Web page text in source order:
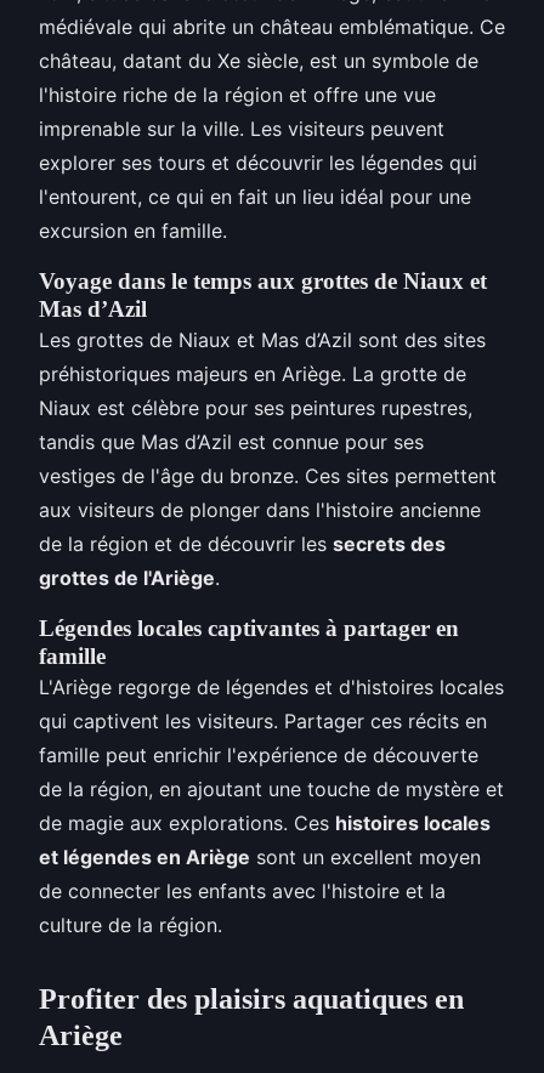
médiévale qui abrite un château emblématique. Ce
château, datant du Xe siècle, est un symbole de
l'histoire riche de la région et offre une vue
imprenable sur la ville. Les visiteurs peuvent
explorer ses tours et découvrir les légendes qui
l'entourent, ce qui en fait un lieu idéal pour une
excursion en famille.
Voyage dans le temps aux grottes de Niaux et
Mas d’Azil
Les grottes de Niaux et Mas d’Azil sont des sites
préhistoriques majeurs en Ariège. La grotte de
Niaux est célèbre pour ses peintures rupestres,
tandis que Mas d’Azil est connue pour ses
vestiges de l'âge du bronze. Ces sites permettent
aux visiteurs de plonger dans l'histoire ancienne
de la région et de découvrir les secrets des
grottes de l'Ariège.
Légendes locales captivantes à partager en
famille
L'Ariège regorge de légendes et d'histoires locales
qui captivent les visiteurs. Partager ces récits en
famille peut enrichir l'expérience de découverte
de la région, en ajoutant une touche de mystère et
de magie aux explorations. Ces histoires locales
et légendes en Ariège sont un excellent moyen
de connecter les enfants avec l'histoire et la
culture de la région.
Profiter des plaisirs aquatiques en
Ariège